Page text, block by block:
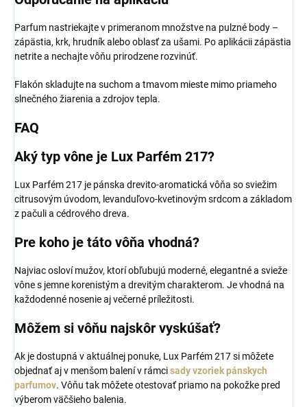
Parfum nastriekajte v primeranom množstve na pulzné body –
zápästia, krk, hrudník alebo oblasť za ušami. Po aplikácii zápästia
netrite a nechajte vôňu prirodzene rozvinúť.
Flakón skladujte na suchom a tmavom mieste mimo priameho
slnečného žiarenia a zdrojov tepla.
FAQ
Aký typ vône je Lux Parfém 217?
Lux Parfém 217 je pánska drevito-aromatická vôňa so sviežim
citrusovým úvodom, levanduľovo-kvetinovým srdcom a základom
z pačuli a cédrového dreva.
Pre koho je táto vôňa vhodná?
Najviac osloví mužov, ktorí obľubujú moderné, elegantné a svieže
vône s jemne korenistým a drevitým charakterom. Je vhodná na
každodenné nosenie aj večerné príležitosti.
Môžem si vôňu najskôr vyskúšať?
Ak je dostupná v aktuálnej ponuke, Lux Parfém 217 si môžete
objednať aj v menšom balení v rámcisady vzoriek pánskych
parfumov. Vôňu tak môžete otestovať priamo na pokožke pred
výberom väčšieho balenia.